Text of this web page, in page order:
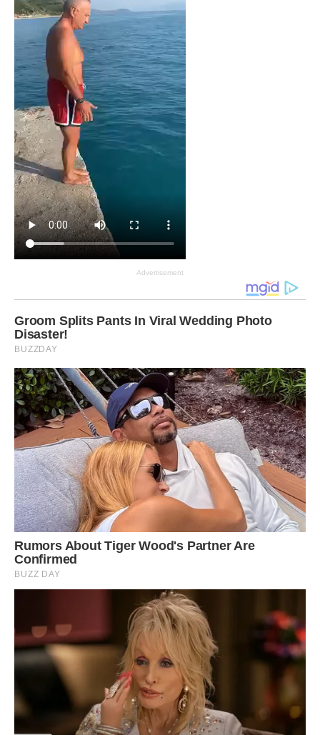
Advertisement